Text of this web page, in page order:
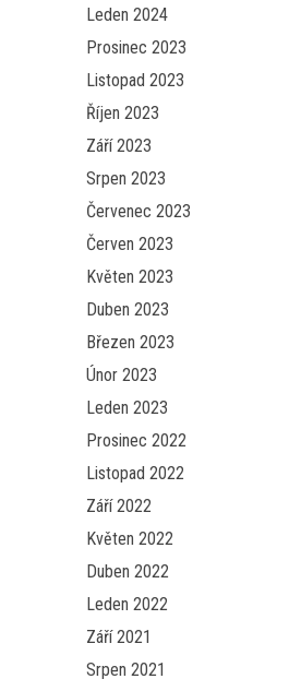
Leden 2024
Prosinec 2023
Listopad 2023
Říjen 2023
Září 2023
Srpen 2023
Červenec 2023
Červen 2023
Květen 2023
Duben 2023
Březen 2023
Únor 2023
Leden 2023
Prosinec 2022
Listopad 2022
Září 2022
Květen 2022
Duben 2022
Leden 2022
Září 2021
Srpen 2021